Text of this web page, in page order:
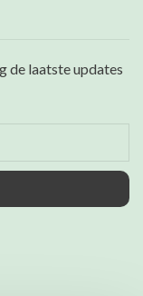
de laatste updates